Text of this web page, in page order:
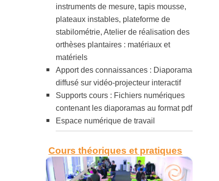
instruments de mesure, tapis mousse,
plateaux instables, plateforme de
stabilométrie, Atelier de réalisation des
orthèses plantaires : matériaux et
matériels
Apport des connaissances : Diaporama
diffusé sur vidéo-projecteur interactif
Supports cours : Fichiers numériques
contenant les diaporamas au format pdf
Espace numérique de travail
Cours théoriques et pratiques